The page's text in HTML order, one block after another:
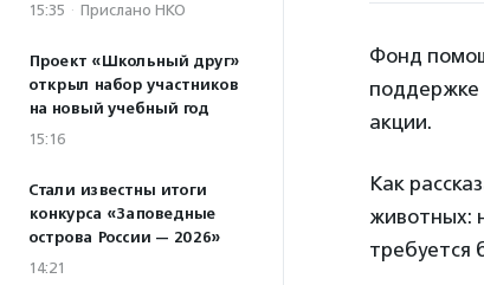
15:35 · Прислано НКО
Проект «Школьный друг»
открыл набор участников
на новый учебный год
15:16
Стали известны итоги
конкурса «Заповедные
острова России — 2026»
14:21
Фонд
поддержке
акции.
Как
животных:
требуется